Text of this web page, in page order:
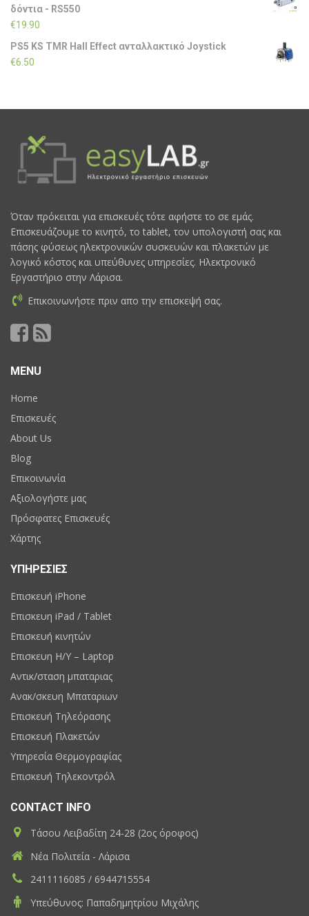
δόντια - RS550
€19.90
PS5 KS TMR Hall Effect ανταλλακτικό Joystick
€6.50
Όταν πρόκειται για επισκευές τότε αφήστε το σε εμάς.
Επισκευάζουμε το κινητό, το tablet, τον υπολογιστή σας και
πάσης φύσεως ηλεκτρονικών συσκευών και πλακετών με
λογικό κόστος και υπεύθυνες υπηρεσίες. Ηλεκτρονικό
Εργαστήριο στην Λάρισα.
Επικοινωνήστε πριν απο την επισκεψή σας.
MENU
Home
Επισκευές
About Us
Blog
Επικοινωνία
Αξιολογήστε μας
Πρόσφατες Επισκευές
Χάρτης
ΥΠΗΡΕΣΙΕΣ
Επισκευή iPhone
Επισκευη iPad / Tablet
Επισκευή κινητών
Επισκευη H/Y – Laptop
Αντικ/σταση μπαταριας
Ανακ/σκευη Μπαταριων
Επισκευή Τηλεόρασης
Επισκευή Πλακετών
Υπηρεσία Θερμογραφίας
Επισκευή Τηλεκοντρόλ
CONTACT INFO
Τάσου Λειβαδίτη 24-28 (2ος όροφος)
Νέα Πολιτεία - Λάρισα
2411116085 / 6944715554
Υπεύθυνος: Παπαδημητρίου Μιχάλης